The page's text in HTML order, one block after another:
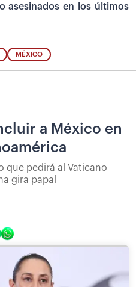
asesinados en los últimos
MÉXICO
a México en
que pedirá al Vaticano
gira papal